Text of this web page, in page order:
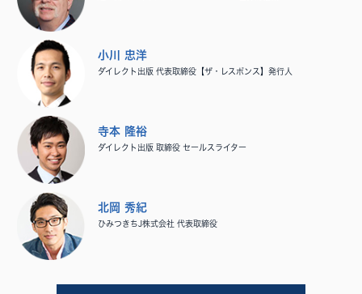
小川 忠洋
ダイレクト出版 代表取締役【ザ・レスポンス】発行人
寺本 隆裕
ダイレクト出版 取締役 セールスライター
北岡 秀紀
ひみつきちJ株式会社 代表取締役